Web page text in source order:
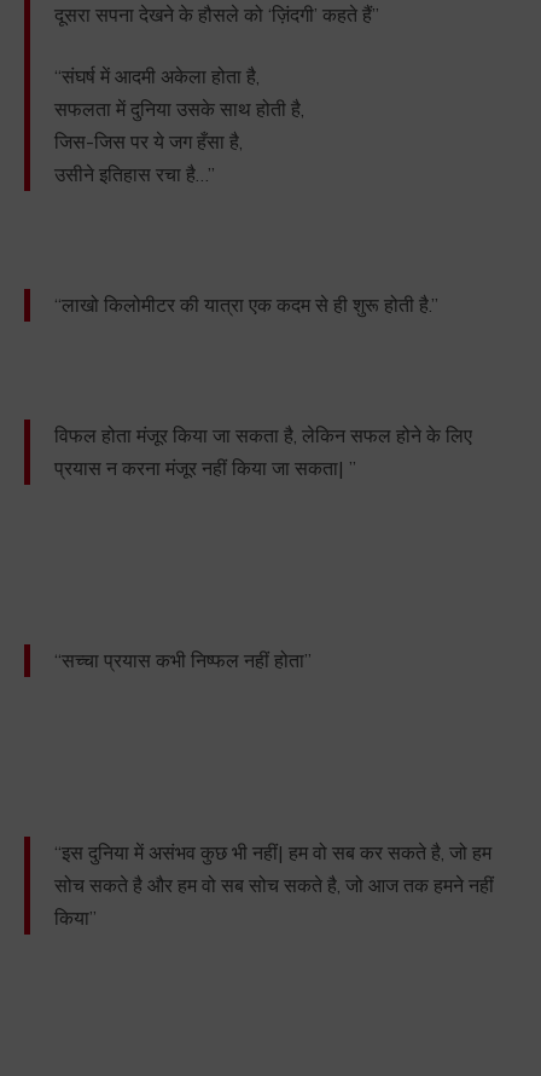
दूसरा सपना देखने के हौसले को ‘ज़िंदगी’ कहते हैं”
“संघर्ष में आदमी अकेला होता है,
सफलता में दुनिया उसके साथ होती है,
जिस-जिस पर ये जग हँसा है,
उसीने इतिहास रचा है…”
“लाखो किलोमीटर की यात्रा एक कदम से ही शुरू होती है.”
विफल होता मंजूर किया जा सकता है, लेकिन सफल होने के लिए
प्रयास न करना मंजूर नहीं किया जा सकता| ”
“सच्चा प्रयास कभी निष्फल नहीं होता”
“इस दुनिया में असंभव कुछ भी नहीं| हम वो सब कर सकते है, जो हम
सोच सकते है और हम वो सब सोच सकते है, जो आज तक हमने नहीं
किया”